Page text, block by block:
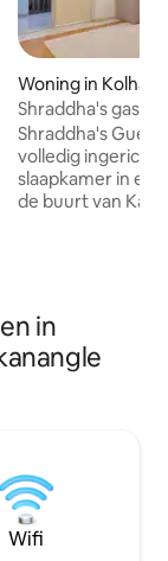
beoordeling van
Woning in
Shraddha's
Shraddha's Guest
volledig ingericht
slaapkamer in
de buurt van
Kolhapur. Deze
begane grond is
voor maximaal 5
gezinnen,
in
Wifi